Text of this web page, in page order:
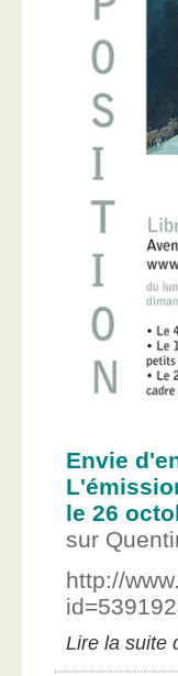
Envie
le 26
sur
http://
Lire la suite